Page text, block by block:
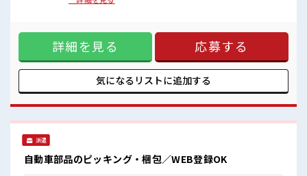
20代の若い世代がたくさん活躍中の活気ある職場！
休憩時間にゆっくりできるスペース完備！
服装の悩み解消♪ ≪未経験の方も大カンゲイ≫ 新しいことに
チャレンジするのは不安だけど、 しっかり働く環境が整って
います！ イチからスキルUP・ステップUP目指していきまし
ょう！ ≪様々なお仕事をご提案≫ 一人で悩まず気軽に相談で
きる、 派遣のお仕事です！ ■職場の雰囲気 髪型にこだわりの
あるアナタは必見！ 髪型自由な職場！ 20代の若い世代がたく
ース完備！
詳細を見る 応募する
気になるリストに追加する
派遣
自動車部品のピッキング・梱包／WEB登録OK